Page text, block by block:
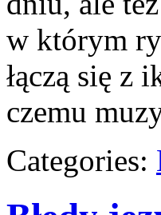
w którym
łączą się z
czemu
Categories: